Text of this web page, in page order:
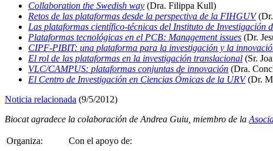
Collaboration the Swedish way (Dra. Filippa Kull)
Retos de las plataformas desde la perspectiva de la FIHGUV(Dr.
Las plataformas científico-técnicas del Instituto de Investigación
Plataformas tecnológicas en el PCB: Management issues (Dr.
CIPF-PIBIT: una plataforma para la investigación y la
El rol de las plataformas en la investigación translacional (Sr.
VLC/CAMPUS: plataformas conjuntas de innovación (Dra.
El Centro de Investigación en Ciencias Ómicas de la URV(Dr.
Noticia relacionada (9/5/2012)
Biocat agradece la colaboración de Andrea Guiu, miembro de la
Organiza: Con el apoyo de: